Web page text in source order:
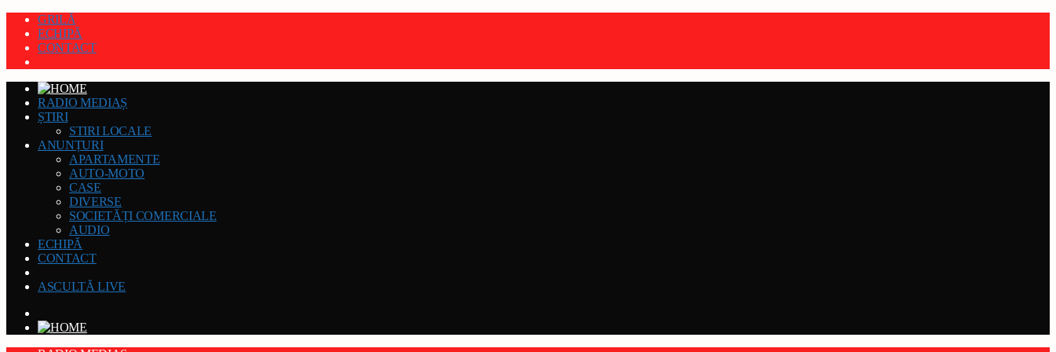
GRILĂ
ECHIPĂ
CONTACT
RADIO MEDIAȘ
ȘTIRI
STIRI LOCALE
ANUNȚURI
APARTAMENTE
AUTO-MOTO
CASE
DIVERSE
SOCIETĂȚI COMERCIALE
AUDIO
ECHIPĂ
CONTACT
ASCULTĂ LIVE